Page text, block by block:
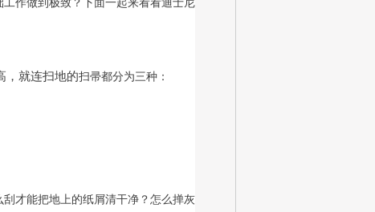
，就连扫地的扫帚都分为三种：
才能把地上的纸屑清干净？怎么掸灰